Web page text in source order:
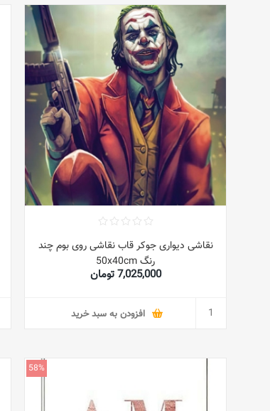
نقاشی دیواری جوکر قاب نقاشی روی بوم چند
رنگ 50x40cm
7,025,000 تومان
افزودن به سبد خرید
58%